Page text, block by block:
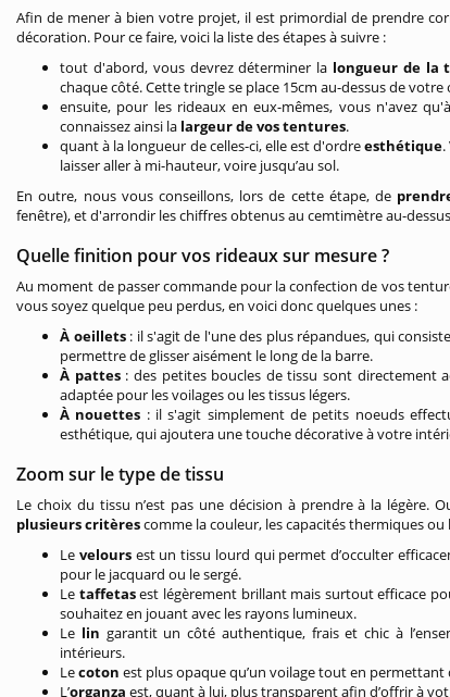
Afin de mener à bien votre projet, il est primordial de prendre
décoration. Pour ce faire, voici la liste des étapes à suivre :
tout d'abord, vous devrez déterminer la longueur de la
chaque côté. Cette tringle se place 15cm au-dessus de
ensuite, pour les rideaux en eux-mêmes, vous n'avez
connaissez ainsi la largeur de vos tentures.
quant à la longueur de celles-ci, elle est d'ordreesthétique.
laisser aller à mi-hauteur, voire jusqu’au sol.
En outre, nous vous conseillons, lors de cette étape, de
fenêtre), et d'arrondir les chiffres obtenus au cemtimètre au-
Quelle finition pour vos rideaux sur mesure ?
Au moment de passer commande pour la confection de vos
vous soyez quelque peu perdus, en voici donc quelques unes :
À oeillets: il s'agit de l'une des plus répandues, qui
permettre de glisser aisément le long de la barre.
À pattes: des petites boucles de tissu sont directement
adaptée pour les voilages ou les tissus légers.
À nouettes : il s'agit simplement de petits noeuds
esthétique, qui ajoutera une touche décorative à votre
Zoom sur le type de tissu
Le choix du tissu n’est pas une décision à prendre à la légère.
plusieurs critèrescomme la couleur, les capacités thermiques ou
Le velours est un tissu lourd qui permet d’occulter
pour le jacquard ou le sergé.
Le taffetasest légèrement brillant mais surtout efficace
souhaitez en jouant avec les rayons lumineux.
Le lin garantit un côté authentique, frais et chic à
intérieurs.
Lecotonest plus opaque qu’un voilage tout en
L’organzaest, quant à lui, plus transparent afin d’offrir à